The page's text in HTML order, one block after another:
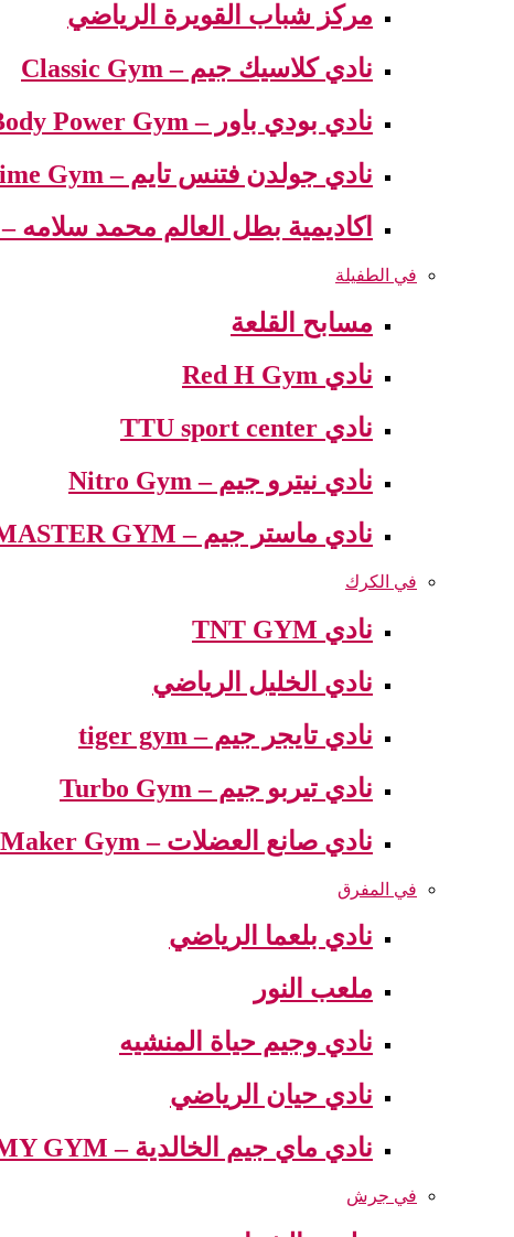
مركز شباب القويرة الرياضي
نادي كلاسيك جيم – Classic Gym
نادي بودي باور – Body Power Gym
نادي جولدن فتنس تايم – Golden Fitness Time Gym
اكاديمية بطل العالم محمد سلامه – Academy world champion Mohamed…
في الطفيلة
مسابح القلعة
نادي Red H Gym
نادي TTU sport center
نادي نيترو جيم – Nitro Gym
نادي ماستر جيم – MASTER GYM
في الكرك
نادي TNT GYM
نادي الخليل الرياضي
نادي تايجر جيم – tiger gym
نادي تيربو جيم – Turbo Gym
نادي صانع العضلات – Muscle Maker Gym
في المفرق
نادي بلعما الرياضي
ملعب النور
نادي وجيم حياة المنشيه
نادي حيان الرياضي
نادي ماي جيم الخالدية – MY GYM
في جرش